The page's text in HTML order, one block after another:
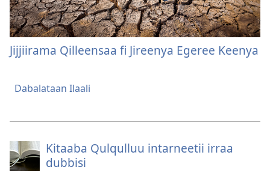
Jijjiirama Qilleensaa fi Jireenya Egeree Keenya
Dabalataan Ilaali
Kitaaba Qulqulluu intarneetii irraa
dubbisi